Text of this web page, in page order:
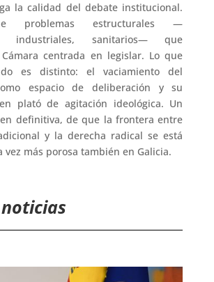
la calidad del debate institucional.
problemas estructurales —
industriales, sanitarios— que
centrada en legislar. Lo que
es distinto: el vaciamiento del
espacio de deliberación y su
plató de agitación ideológica. Un
definitiva, de que la frontera entre
y la derecha radical se está
vez más porosa también en Galicia.